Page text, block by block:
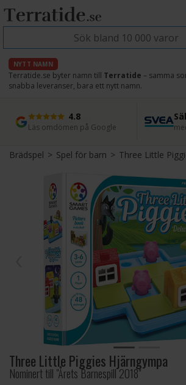
NYTT NAMN
Terratide.se byter namn till Terratide – samma
snabba leveranser, bara ett nytt namn.
4.8
Läs omdömen på Google
Snabb leverans
Direkt från lager
45
Enkel
Brädspel>Spel för barn>Three Little
Three Little Piggies Hjärngympa
Nominert till "Årets Barnespill 2018"